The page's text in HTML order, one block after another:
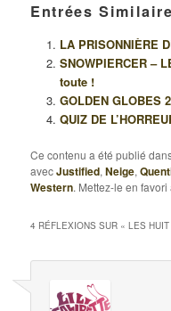
Entrées
LA PRISONNIÈRE
SNOWPIERCER –
toute !
GOLDEN GLOBES
QUIZ DE
Ce contenu a été publié
avecJustified,Neige,
Western. Mettez-le en
4 RÉFLEXIONS SUR «LES